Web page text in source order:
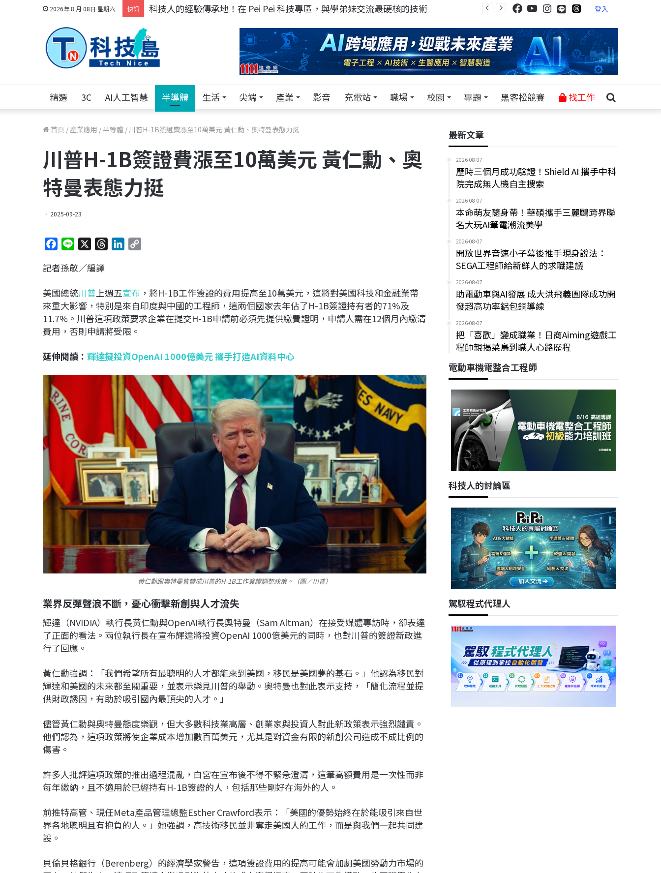
2026年 8 月 08日 星期六 快訊 科技人的經驗傳承地！在 Pei Pei 科技專區，與學弟妹交流最硬核的技術 登入
精選 3C AI人工智慧 半導體 生活 尖端 產業 影音 充電站 職場 校園 專題 黑客松競賽 找工作
首頁 / 產業應用 /半導體 / 川普H-1B簽證費漲至10萬美元 黃仁勳、奧特曼表態力挺
川普H-1B簽證費漲至10萬美元 黃仁勳、奧
特曼表態力挺
2025-09-23
c
b
o
o
k
n
a
d
s
e
d
I
n
L
i
n
記者孫敬／編譯
美國總統川普 上週五宣布 ，將H-1B工作簽證的費用提高至10萬美元，這將對美國科技和金融業帶
來重大影響，特別是來自印度與中國的工程師，這兩個國家去年佔了H-1B簽證持有者的71%及
11.7%。川普這項政策要求企業在提交H-1B申請前必須先提供繳費證明，申請人需在12個月內繳清
費用，否則申請將受限。
延伸閱讀： 輝達擬投資OpenAI 1000億美元 攜手打造AI資料中心
黃仁勳跟奧特曼皆贊成川普的H-1B工作簽證調整政策。（圖／川普）
業界反彈聲浪不斷，憂心衝擊新創與人才流失
輝達（NVIDIA）執行長黃仁勳與OpenAI執行長奧特曼（Sam Altman）在接受媒體專訪時，卻表達
了正面的看法。兩位執行長在宣布輝達將投資OpenAI 1000億美元的同時，也對川普的簽證新政進
行了回應。
黃仁勳強調：「我們希望所有最聰明的人才都能來到美國，移民是美國夢的基石。」他認為移民對
輝達和美國的未來都至關重要，並表示樂見川普的舉動。奧特曼也對此表示支持，「簡化流程並提
供財政誘因，有助於吸引國內最頂尖的人才。」
儘管黃仁勳與奧特曼態度樂觀，但大多數科技業高層、創業家與投資人對此新政策表示強烈譴責。
他們認為，這項政策將使企業成本增加數百萬美元，尤其是對資金有限的新創公司造成不成比例的
傷害。
許多人批評這項政策的推出過程混亂，白宮在宣布後不得不緊急澄清，這筆高額費用是一次性而非
每年繳納，且不適用於已經持有H-1B簽證的人，包括那些剛好在海外的人。
前推特高管、現任Meta產品管理總監Esther Crawford表示：「美國的優勢始終在於能吸引來自世
界各地聰明且有抱負的人。」她強調，高技術移民並非奪走美國人的工作，而是與我們一起共同建
設。
貝倫貝格銀行（Berenberg）的經濟學家警告，這項簽證費用的提高可能會加劇美國勞動力市場的
最新文章
2026-08-07
歷時三個月成功驗證！Shield AI 攜手中科
院完成無人機自主搜索
2026-08-07
本命萌友隨身帶！華碩攜手三麗鷗跨界聯
名大玩AI筆電潮流美學
2026-08-07
開放世界音速小子幕後推手現身說法：
SEGA工程師給新鮮人的求職建議
2026-08-07
助電動車與AI發展 成大洪飛義團隊成功開
發超高功率鋁包銅導線
2026-08-07
把「喜歡」變成職業！日商Aiming遊戲工
程師親揭菜鳥到職人心路歷程
電動車機電整合工程師
科技人的討論區
駕馭程式代理人